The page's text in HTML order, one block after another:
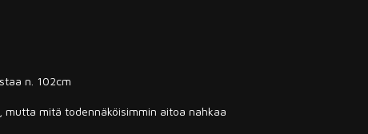
n. 102cm
mitä todennäköisimmin aitoa nahkaa